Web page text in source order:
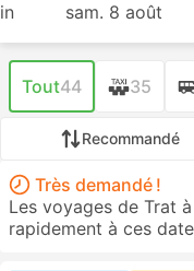
sam. 8 août
Tout44 35
Recommandé
Très demandé !
Les voyages de Trat
rapidement à ces